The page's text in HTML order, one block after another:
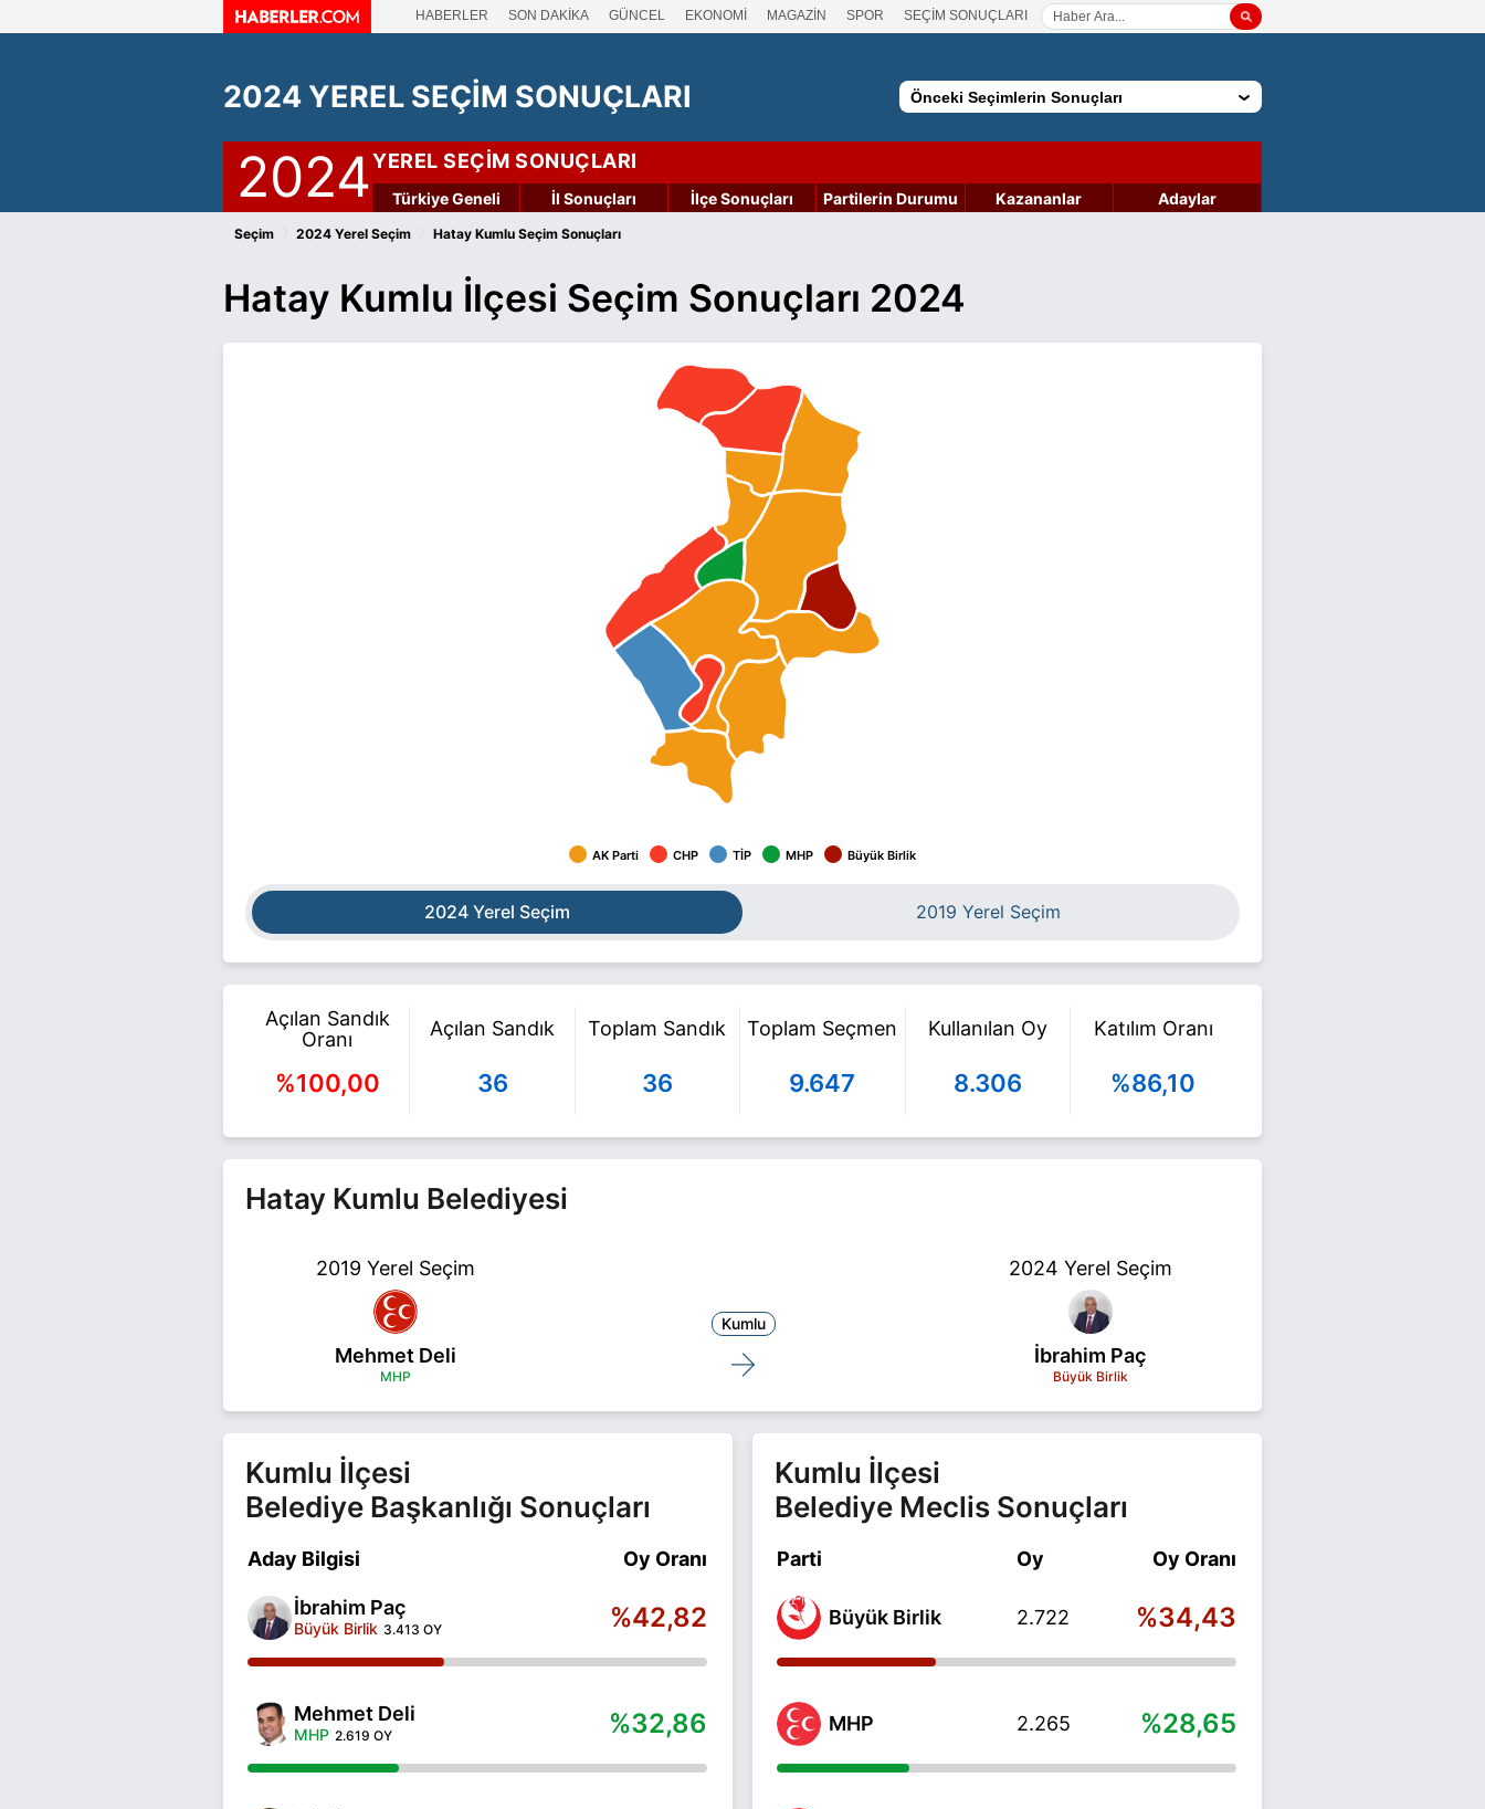
HABERLER SON DAKİKA GÜNCEL EKONOMİ MAGAZİN SPOR SEÇİM SONUÇLARI
2024 YEREL SEÇİM SONUÇLARI Önceki Seçimlerin Sonuçları
2024YEREL SEÇİM SONUÇLARI
Türkiye Geneli İl Sonuçları İlçe Sonuçları Partilerin Durumu Kazananlar Adaylar
Seçim 2024 Yerel Seçim Hatay Kumlu Seçim Sonuçları
Hatay Kumlu İlçesi Seçim Sonuçları 2024
AK Parti CHP TİP MHP Büyük Birlik
2024 Yerel Seçim 2019 Yerel Seçim
Açılan Sandık
Oranı
%100,00
Açılan Sandık
36
Toplam Sandık
36
Toplam Seçmen
9.647
Kullanılan Oy
8.306
Katılım Oranı
%86,10
Hatay Kumlu Belediyesi
2019 Yerel Seçim 2024 Yerel Seçim
Mehmet Deli
MHP
Kumlu
İbrahim Paç
Büyük Birlik
Kumlu İlçesi
Belediye Başkanlığı Sonuçları
Aday Bilgisi Oy Oranı
İbrahim Paç
Büyük Birlik 3.413 OY %42,82
Mehmet Deli
MHP 2.619 OY %32,86
Kumlu İlçesi
Belediye Meclis Sonuçları
Parti Oy Oy Oranı
Büyük Birlik 2.722 %34,43
MHP 2.265 %28,65